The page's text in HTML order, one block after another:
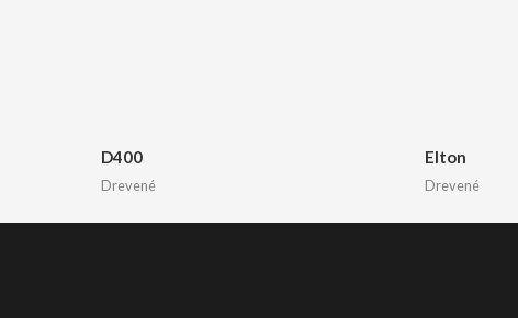
D400
Drevené
Elton
Drevené